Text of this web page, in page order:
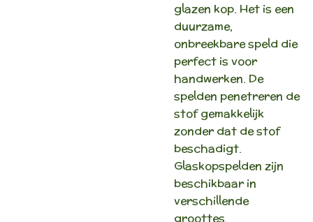
glazen kop. Het is een
duurzame,
onbreekbare speld die
perfect is voor
handwerken. De
spelden penetreren de
stof gemakkelijk
zonder dat de stof
beschadigt.
Glaskopspelden zijn
beschikbaar in
verschillende
groottes.